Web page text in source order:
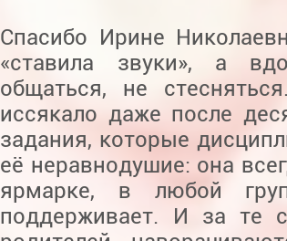
Спасибо Ирине
«ставила звуки», а
общаться, не
иссякало даже после
задания, которые
её неравнодушие: она
ярмарке, в любой
поддерживает. И за те